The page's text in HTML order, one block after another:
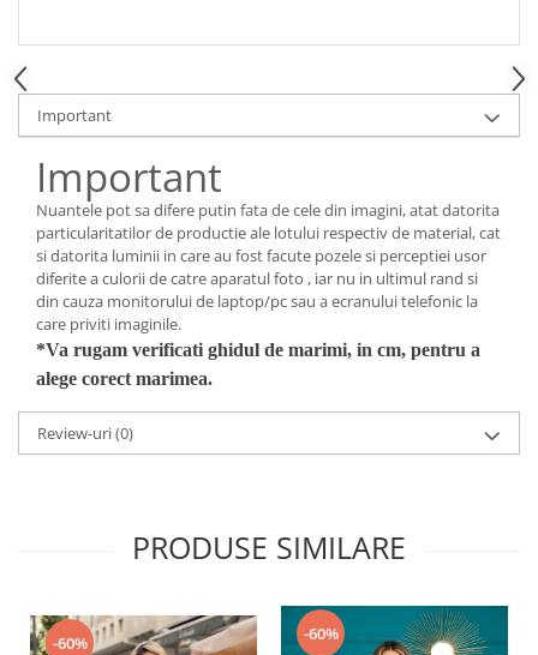
Important
Important
Nuantele pot sa difere putin fata de cele din imagini, atat datorita
particularitatilor de productie ale lotului respectiv de material, cat
si datorita luminii in care au fost facute pozele si perceptiei usor
diferite a culorii de catre aparatul foto , iar nu in ultimul rand si
din cauza monitorului de laptop/pc sau a ecranului telefonic la
care priviti imaginile.
*Va rugam verificati ghidul de marimi, in cm, pentru a
alege corect marimea.
Review-uri(0)
PRODUSE SIMILARE
-60% -60%